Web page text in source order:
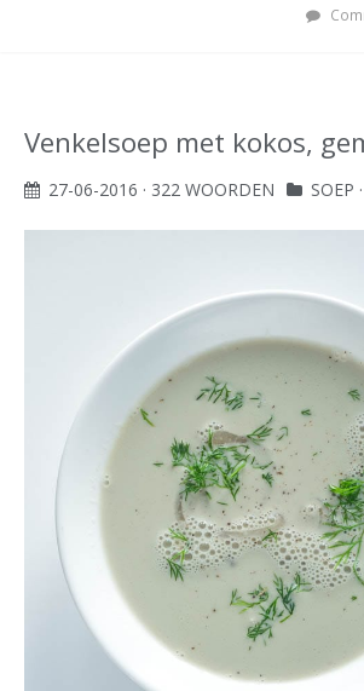
Venkelsoep met kokos,
27-06-2016 · 322 WOORDEN SOEP ·